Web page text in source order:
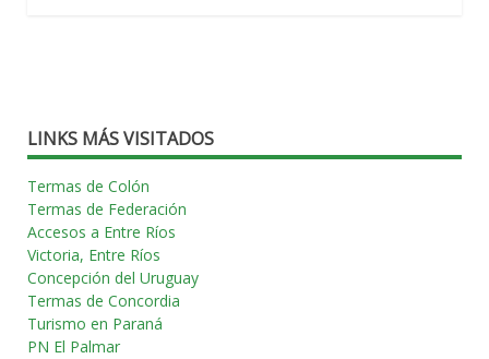
LINKS MÁS VISITADOS
Termas de Colón
Termas de Federación
Accesos a Entre Ríos
Victoria, Entre Ríos
Concepción del Uruguay
Termas de Concordia
Turismo en Paraná
PN El Palmar